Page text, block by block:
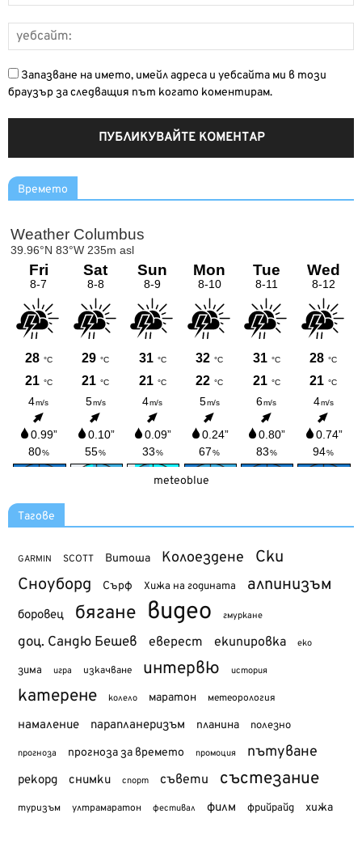
Запазване на името, имейл адреса и уебсайта ми в този
браузър за следващия път когато коментирам.
Времето
meteoblue
Тагове
GARMIN SCOTT Витоша Колоездене Ски
Сноуборд Сърф Хижа на годината алпинизъм
боровец бягане видео гмуркане
доц. Сандю Бешев еверест екипировка еко
зима игра изкачване интервю история
катерене колело маратон метеорология
намаление парапланеризъм планина полезно
прогноза прогноза за времето промоция пътуване
рекорд снимки спорт съвети състезание
туризъм ултрамаратон фестивал филм фрийрайд хижа